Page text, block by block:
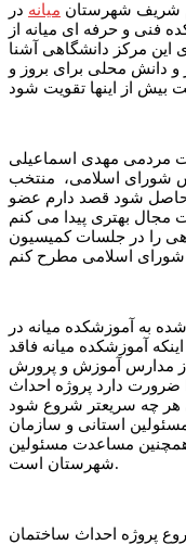
شریف شهرستان میانه در
فنی و حرفه ای میانه از
این مرکز دانشگاهی آشنا
دانش محلی برای بروز و
مردمی مهدی اسماعیلی
شورای اسلامی، منتخب
حاصل شود قصد دارم عضو
بهتری پیدا می کنم
را در جلسات کمیسیون
به آموزشکده میانه در
آموزشکده میانه فاقد
مدارس آموزش و پرورش
ضرورت دارد پروژه احداث
هر چه سریعتر شروع شود
استانی و سازمان
مساعدت مسئولین
شهرستان است.
پروژه احداث ساختمان